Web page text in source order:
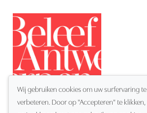
Wij gebruiken cookies om uw surfervaring te
verbeteren. Door op "Accepteren" te klikken,